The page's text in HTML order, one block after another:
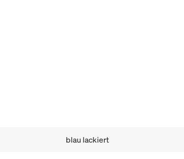
blau lackiert